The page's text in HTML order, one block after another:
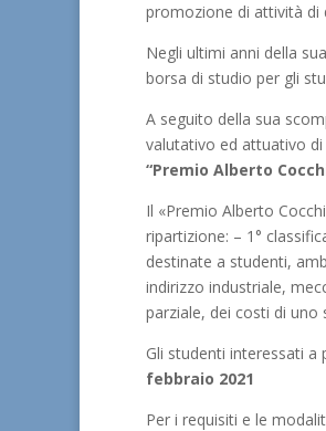
promozione di attività di
Negli ultimi anni della
borsa di studio per gli
A seguito della sua
valutativo ed attuativo
“Premio Alberto
Il «Premio Alberto
ripartizione: – 1°
destinate a studenti,
indirizzo industriale,
parziale, dei costi di uno
Gli studenti interessati
febbraio 2021
Per i requisiti e le